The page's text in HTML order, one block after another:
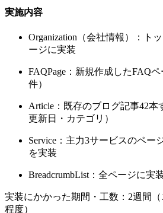
実施内容
Organization（会社情報）：ト
ージに実装
FAQPage：新規作成したFAQ
件）
Article：既存のブログ記事42本
更新日・カテゴリ）
Service：主力3サービスのペー
を実装
BreadcrumbList：全ページに実
実装にかかった期間・工数：2週間
程度）